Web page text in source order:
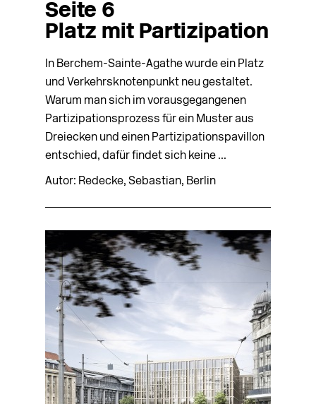
Seite 6
Platz mit Partizipation
In Berchem-Sainte-Agathe wurde ein Platz
und Verkehrsknotenpunkt neu gestaltet.
Warum man sich im vorausgegangenen
Partizipationsprozess für ein Muster aus
Dreiecken und einen Partizipationspavillon
entschied, dafür findet sich keine ...
Autor: Redecke, Sebastian, Berlin